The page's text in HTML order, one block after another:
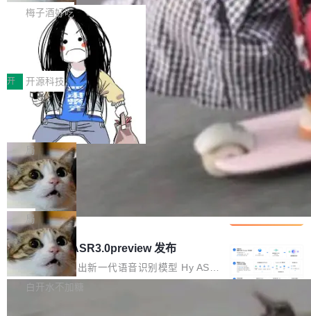
续增长的AI成本该如何优化。 深信服AI算力网关
正是围绕这些实际问题，从Token治理和成本治
理两个方面，让用户的每一份算力都看得清、管
得住、用得稳、省得下、更安全！ 一、从现在开
始，Token使用一目...
wat（Google 员工编号 23，Jeff Dean 二十多
年的编程搭档，MapReduce 和 Bigtable 的共同
作者）、Quoc Le（Google 大脑核心成员，Se
q2Seq 和 DocAI 的共同发明人）以及 Oriol Vin
yals（Gemini 联合负责人，AlphaSta...
把「看得清、用母语、记得住」三件事一次补
齐。 SolonCode 是什么 SolonCode 是杭州无
耳科技研发的企业级终端编码智能体——一位全
中文驱动的数字员工，自主理解需求、规划步
骤、编写代码。不挑模型、不挑平台，curl 一行
装完即用。 开源地址：Gitee · GitCode · GitHu
b 安装 支持 Java 8+（8~26）、macOS / Linu
x / Windows / Harmony PC。 # macOS / Linu
x / Harmony PC curl -fsSL https://solon.noea
r.org/solon...
梅子酒好吃
让“代码语义理解”深度释放AI Coding
价值潜能：华为云码道（CodeArts）
代码仓技术解析
一、代码仓深度理解技术的作用与价值 在软件工
程实践中，代码仓是企业核心知识资产的主要载
体。企业级代码仓库通常包含数十万乃至数百万
个文件，其规模远超单次模型调用可承载的上下
文窗口。随着项目规模的持续扩张与代码历史的
不断累积，代码仓中的模块关系、接口契约、业
务逻辑等关键信息往往分散于数十乃至数百个文
件之中，形成高度复杂的知识关联网络。传统的
代码检索手段（如关键词匹配、目录遍历）仅能
在语法层面完成文本定位，难以触及代码的语义
内涵与结构关联，导致开发者使用代码智能体在
理解大规模代码仓时面临显著"代码仓理解"瓶
颈。 代码仓深度理解服务（以下简称" CodeBas
e深度理解服务"）是华为云码道（CodeA...
开 开源科技
一条“删库”命令跑 17 小时，算法工程
师删光 89TB 数据只为干私活
最高人民检察院8月4日公布了一起案件：北京一
名90后算法工程师王某，为了给自己接的私活腾
服务器空间，删光了公司AI游戏部门的全部核心
数据。 王某2024年1月入职东城区某科技公司AI
短剧部门，有互联网大厂背景。在公司内部架构
调整期间，部门三次通知全员将数据从A集群迁
移到B集群，王某都回复了"收到"。 他没有迁移
数据。2024年9月3日下午4点，他使用此前登录
的账号密码进入A集群，输入了一条被程序员圈
称为"删库跑路"的命令——最高管理员权限、无
局
Cloudflare 分享推理优化实践：KV ca
che 量化 + 权重压缩，吞吐量提升 4
1%，成本降 30%
Kimi 和 GLM 是当前最强的大模型系列之一，但
它们有一个共同的问题：太吃显存了。月之暗面
的 Kimi K 系列和智谱的 GLM 都是长上下文、M
oE 架构的大模型，好用到让人上瘾，但 GPU 显
存永远不够用。 Cloudflare 的 Workers AI 团队
一直在跑这些模型的推理。他们在官方博客上发
局
腾讯混元 Hy ASR3.0preview 发布
腾讯混元正式推出新一代语音识别模型 Hy ASR
3.0preview。基于最新一代大语言模型 Hy3 的
白开水不加糖